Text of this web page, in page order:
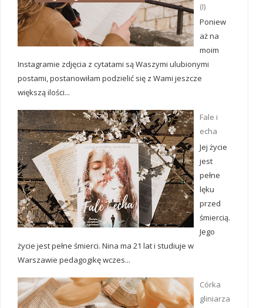
(I)
Poniew
aż na
moim
Instagramie zdjęcia z cytatami są Waszymi ulubionymi
postami, postanowiłam podzielić się z Wami jeszcze
większą ilości...
Fale i
echa
Jej życie
jest
pełne
lęku
przed
śmiercią.
Jego
życie jest pełne śmierci. Nina ma 21 lat i studiuje w
Warszawie pedagogikę wczes...
Córka
gliniarza